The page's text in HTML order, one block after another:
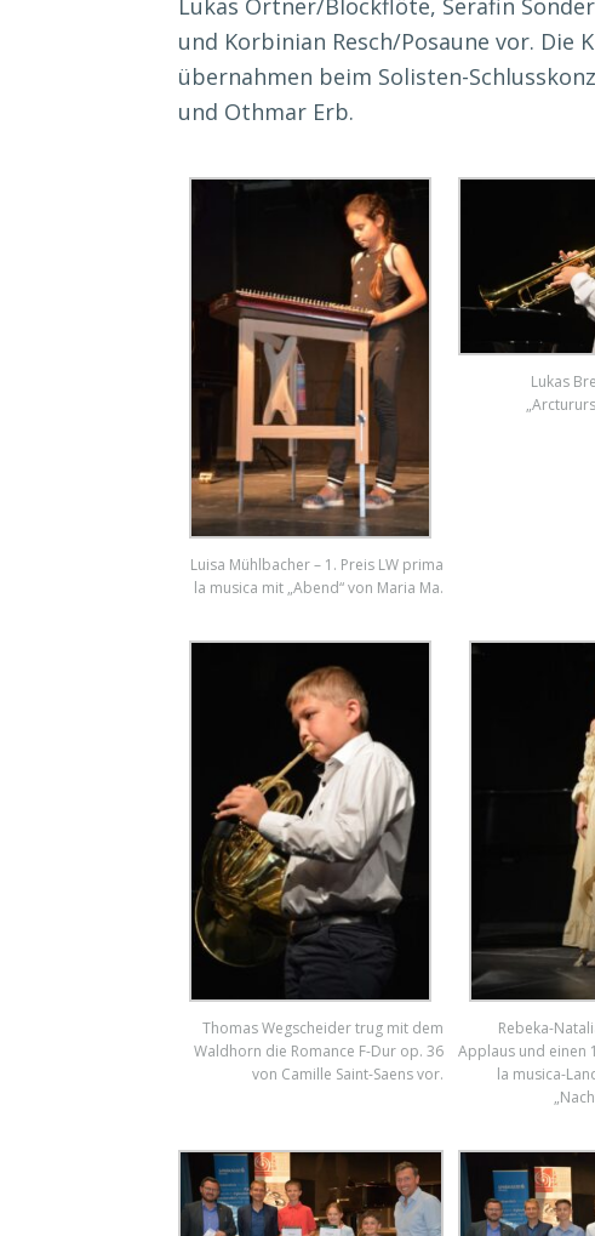
und Korbinian Resch/Posaune vor.
übernahmen beim Solisten-
und Othmar Erb.
Luisa Mühlbacher – 1. Preis LW prima
la musica mit „Abend“ von Maria Ma.
Lukas
Thomas Wegscheider trug mit dem
Waldhorn die Romance F-Dur op. 36
von Camille Saint-Saens vor.
Rebeka-
Applaus und einen
la musica-